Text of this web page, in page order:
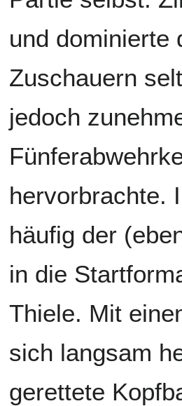
und dominierte
Zuschauern
jedoch
hervorbrachte.
häufig der
in die
Thiele. Mit
sich langsam
gerettete